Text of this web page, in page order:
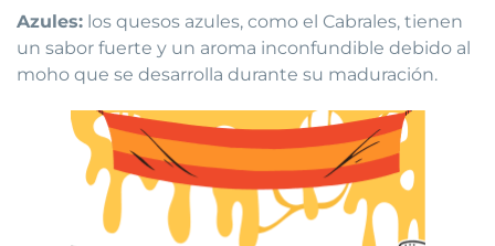
Azules: los quesos azules, como el Cabrales, tienen
un sabor fuerte y un aroma inconfundible debido al
moho que se desarrolla durante su maduración.